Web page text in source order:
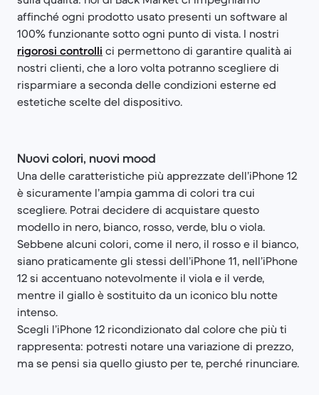
affinché ogni prodotto usato presenti un software al
100% funzionante sotto ogni punto di vista. I nostri
rigorosi controlli ci permettono di garantire qualità ai
nostri clienti, che a loro volta potranno scegliere di
risparmiare a seconda delle condizioni esterne ed
estetiche scelte del dispositivo.
Nuovi colori, nuovi mood
Una delle caratteristiche più apprezzate dell’iPhone 12
è sicuramente l’ampia gamma di colori tra cui
scegliere. Potrai decidere di acquistare questo
modello in nero, bianco, rosso, verde, blu o viola.
Sebbene alcuni colori, come il nero, il rosso e il bianco,
siano praticamente gli stessi dell’iPhone 11, nell’iPhone
12 si accentuano notevolmente il viola e il verde,
mentre il giallo è sostituito da un iconico blu notte
intenso.
Scegli l’iPhone 12 ricondizionato dal colore che più ti
rappresenta: potresti notare una variazione di prezzo,
ma se pensi sia quello giusto per te, perché rinunciare.